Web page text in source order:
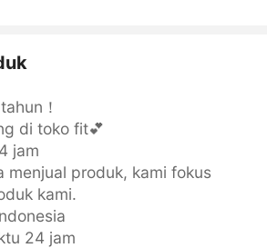
！
di toko fit💕
jam
menjual produk, kami fokus
kami.
24 jam